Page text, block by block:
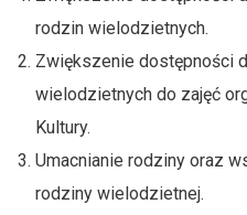
rodzin wielodzietnych.
Zwiększenie dostępności
wielodzietnych do zajęć
Kultury.
Umacnianie rodziny oraz
rodziny wielodzietnej.